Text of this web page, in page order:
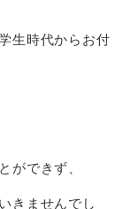
生時代からお付
ができず、
きませんでし